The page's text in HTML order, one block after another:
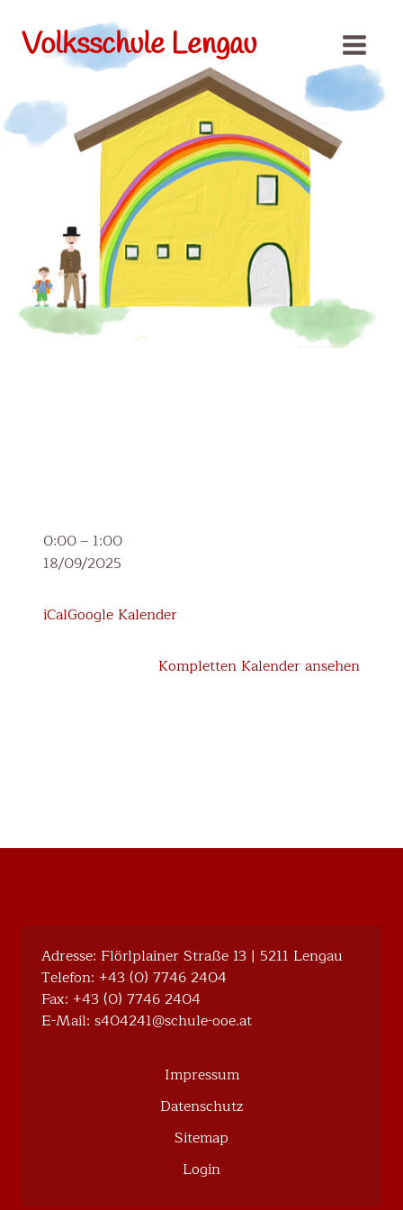
Volksschule Lengau
3.
Klasse_Waldtag
0:00– 1:00
18/09/2025
iCalGoogle Kalender
Kompletten Kalender ansehen
Adresse: Flörlplainer Straße 13 | 5211 Lengau
Telefon: +43 (0) 7746 2404
Fax: +43 (0) 7746 2404
E-Mail:
ta.eoo-eluhcs
@142404s
Impressum
Datenschutz
Sitemap
Login